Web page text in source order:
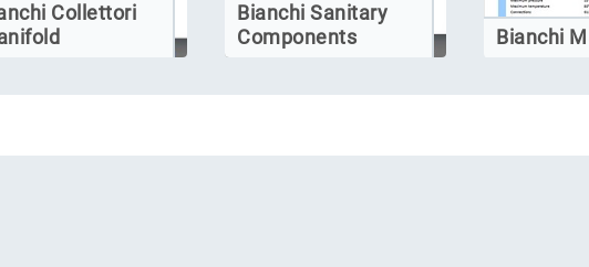
Collettori
Bianchi Sanitary
Components
Bianchi